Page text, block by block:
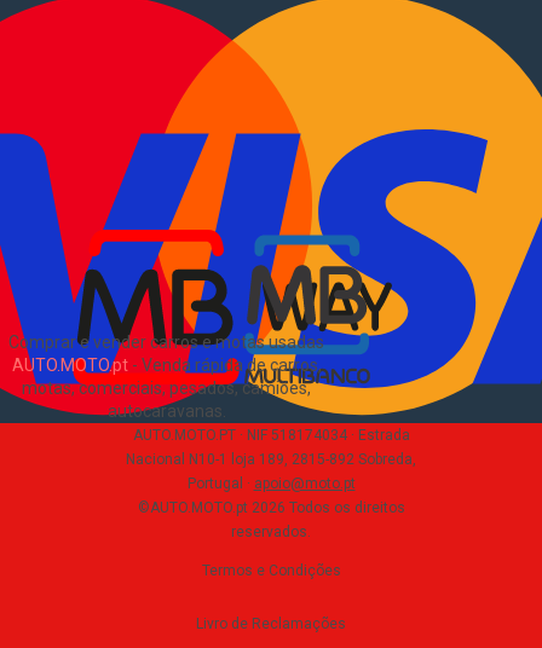
Comprar e vender carros e motas usadas
AUTO.MOTO.pt- Venda rápida de carros,
motas, comerciais, pesados, camiões,
autocaravanas.
Comerciais usados
Vender comerciais
Informações
Como comprar e vender
Pacotes de anúncios
Verificar VIN e matrícula
Sitemap
EN
Sobre Nós
AUTO.MOTO.PT · NIF 518174034 · Estrada
Nacional N10-1 loja 189, 2815-892 Sobreda,
Portugal · apoio@moto.pt
©AUTO.MOTO.pt 2026 Todos os direitos
reservados.
Termos e Condições
Livro de Reclamações